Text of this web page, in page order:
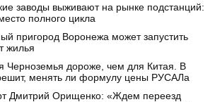
заводы выживают на рынке подстанций:
полного цикла
пригород Воронежа может запустить
жилья
Черноземья дороже, чем для Китая. В
менять ли формулу цены РУСАЛа
Дмитрий Орищенко: «Ждем переезд